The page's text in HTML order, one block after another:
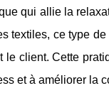
qui allie la
textiles, ce type
le client. Cette
et à améliorer la